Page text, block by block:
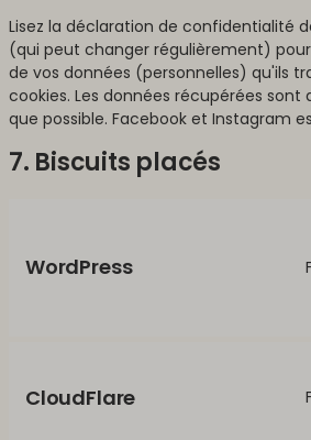
Lisez la déclaration de confidentialité
(qui peut changer régulièrement)
de vos données (personnelles) qu'ils
cookies. Les données récupérées
que possible. Facebook et Instagram
7. Biscuits placés
WordPress
CloudFlare